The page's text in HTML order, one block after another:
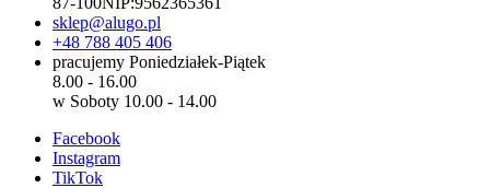
sklep@alugo.pl
+48 788 405 406
pracujemy Poniedziałek-Piątek
8.00 - 16.00
w Soboty 10.00 - 14.00
Facebook
Instagram
TikTok